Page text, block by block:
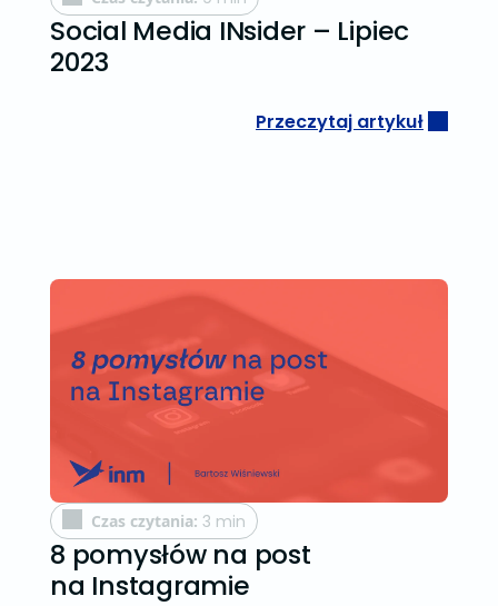
Social Media INsider – Lipiec
2023
Przeczytaj artykuł
Czas czytania: 3 min
8 pomysłów na post
na Instagramie